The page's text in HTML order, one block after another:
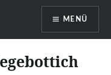
MENÜ